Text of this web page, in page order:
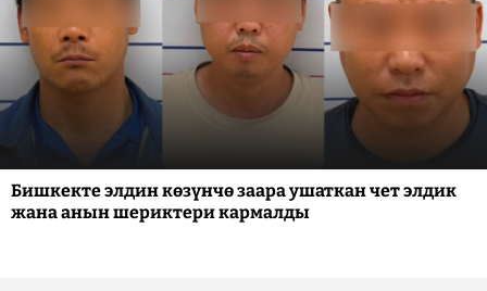
Бишкекте элдин көзүнчө заара ушаткан чет элдик
жана анын шериктери кармалды